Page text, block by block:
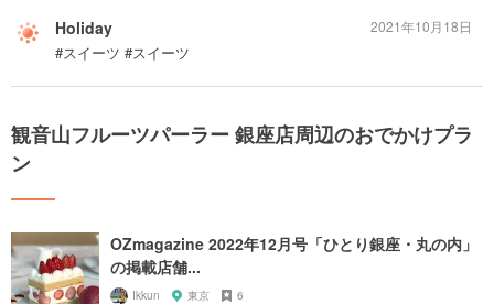
Holiday
#スイーツ #スイーツ
2021年10月18日
観音山フルーツパーラー 銀座店周辺のおでかけプラ
ン
OZmagazine 2022年12月号「ひとり銀座・丸の内」
の掲載店舗...
Ikkun 東京 6